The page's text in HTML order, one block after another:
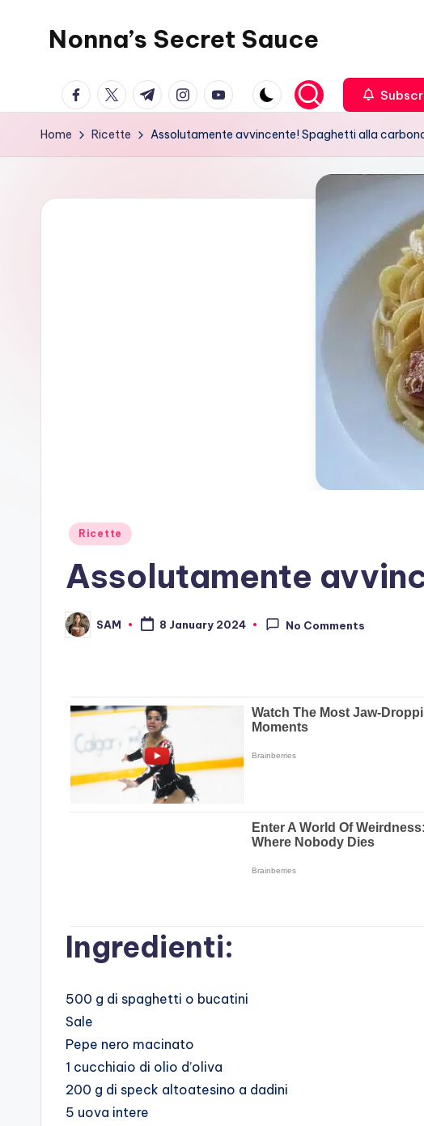
Nonna’s Secret Sauce
facebook.com
twitter.com
t.me instagram.com
youtube.com
Home Ricette Assolutamente avvincente! Spaghetti alla
Posted
Ricette
Assolutamente
Posted
by
SAM 8 January 2024 No Comments
Ingredienti:
500 g di spaghetti o bucatini
Sale
Pepe nero macinato
1 cucchiaio di olio d’oliva
200 g di speck altoatesino a dadini
5 uova intere